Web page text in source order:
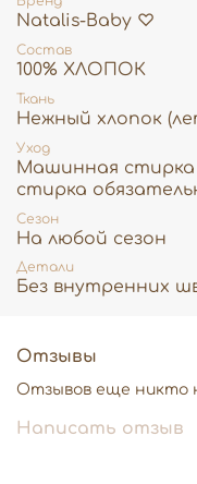
Natalis-Baby ♡
Состав
100% ХЛОПОК
Ткань
Нежный хлопок
Уход
Машинная стирка
стирка
Сезон
На любой сезон
Детали
Без внутренних
Отзывы
Отзывов еще никто
Написать отзыв